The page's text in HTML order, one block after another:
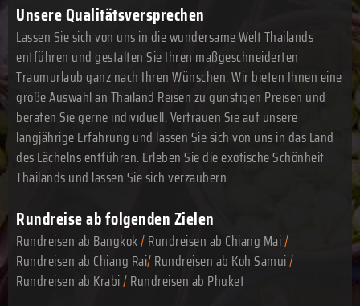
Unsere Qualitätsversprechen
Lassen Sie sich von uns in die wundersame Welt Thailands
entführen und gestalten Sie Ihren maßgeschneiderten
Traumurlaub ganz nach Ihren Wünschen. Wir bieten Ihnen eine
große Auswahl an Thailand Reisen zu günstigen Preisen und
beraten Sie gerne individuell. Vertrauen Sie auf unsere
langjährige Erfahrung und lassen Sie sich von uns in das Land
des Lächelns entführen. Erleben Sie die exotische Schönheit
Thailands und lassen Sie sich verzaubern.
Rundreise ab folgenden Zielen
Rundreisen ab Bangkok/Rundreisen ab Chiang Mai/
Rundreisen ab Chiang Rai/Rundreisen ab Koh Samui/
Rundreisen ab Krabi/Rundreisen ab Phuket